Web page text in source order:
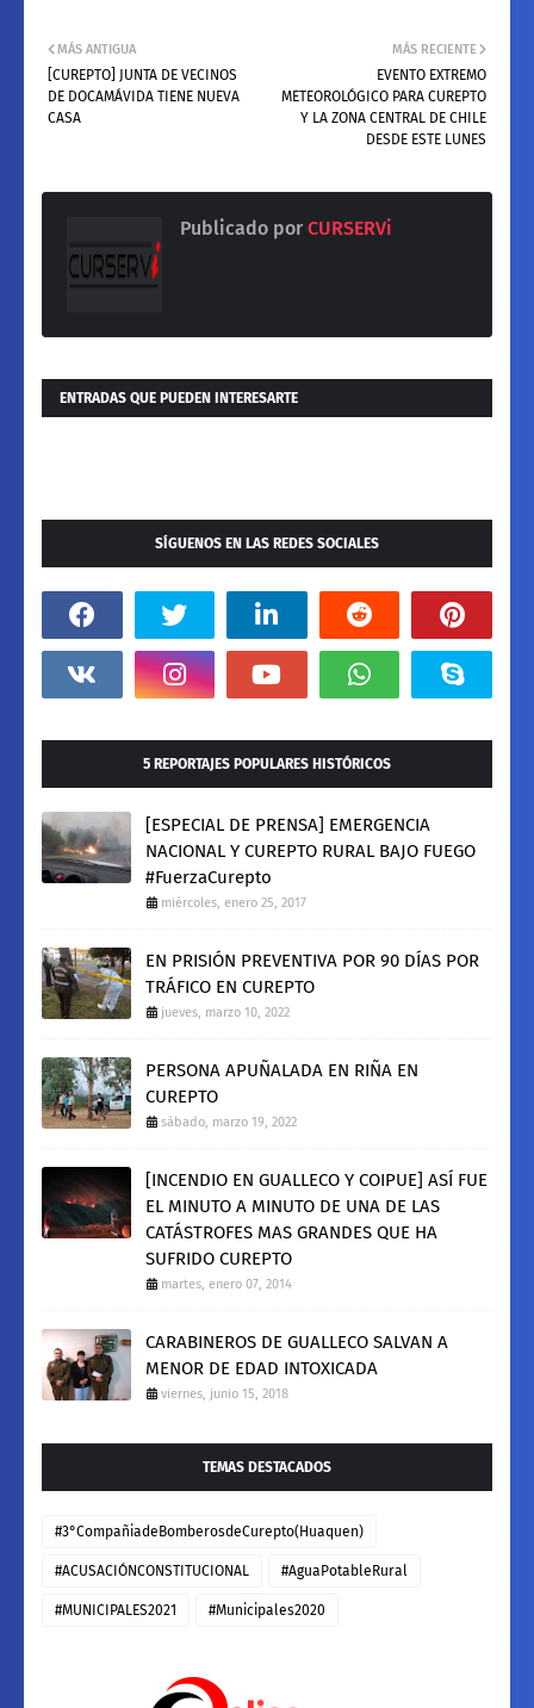
MÁS RECIENTE
EVENTO EXTREMO
METEOROLÓGICO PARA CUREPTO
Y LA ZONA CENTRAL DE CHILE
DESDE ESTE LUNES
MÁS ANTIGUA
[CUREPTO] JUNTA DE VECINOS
DE DOCAMÁVIDA TIENE NUEVA
CASA
Publicado por CURSERVi
ENTRADAS QUE PUEDEN INTERESARTE
SÍGUENOS EN LAS REDES SOCIALES
5 REPORTAJES POPULARES HISTÓRICOS
[ESPECIAL DE PRENSA] EMERGENCIA
NACIONAL Y CUREPTO RURAL BAJO FUEGO
#FuerzaCurepto
miércoles, enero 25, 2017
EN PRISIÓN PREVENTIVA POR 90 DÍAS POR
TRÁFICO EN CUREPTO
jueves, marzo 10, 2022
PERSONA APUÑALADA EN RIÑA EN
CUREPTO
sábado, marzo 19, 2022
[INCENDIO EN GUALLECO Y COIPUE] ASÍ FUE
EL MINUTO A MINUTO DE UNA DE LAS
CATÁSTROFES MAS GRANDES QUE HA
SUFRIDO CUREPTO
martes, enero 07, 2014
CARABINEROS DE GUALLECO SALVAN A
MENOR DE EDAD INTOXICADA
viernes, junio 15, 2018
TEMAS DESTACADOS
#3°CompañiadeBomberosdeCurepto(Huaquen)
#ACUSACIÓNCONSTITUCIONAL #AguaPotableRural
#MUNICIPALES2021 #Municipales2020